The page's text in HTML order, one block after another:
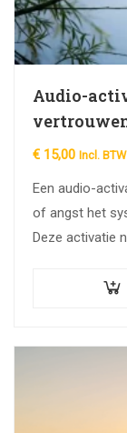
Audio-
€ 15,00 Incl. BTW
Een audio-
of angst het
Deze activatie